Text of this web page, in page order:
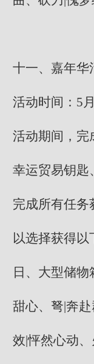
十一、嘉年华
活动时间：5
活动期间，完
幸运贸易钥匙
完成所有任务
以选择获得
日、大型储
甜心、弩|奔
效|怦然心动